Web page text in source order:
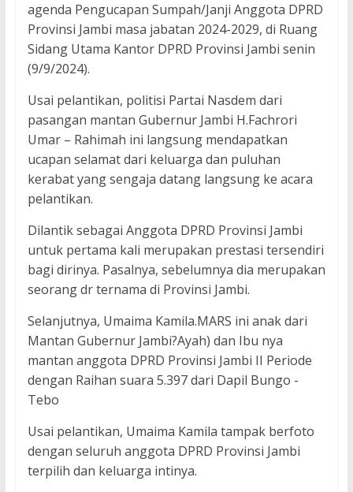
agenda Pengucapan Sumpah/Janji Anggota DPRD
Provinsi Jambi masa jabatan 2024-2029, di Ruang
Sidang Utama Kantor DPRD Provinsi Jambi senin
(9/9/2024).
Usai pelantikan, politisi Partai Nasdem dari
pasangan mantan Gubernur Jambi H.Fachrori
Umar – Rahimah ini langsung mendapatkan
ucapan selamat dari keluarga dan puluhan
kerabat yang sengaja datang langsung ke acara
pelantikan.
Dilantik sebagai Anggota DPRD Provinsi Jambi
untuk pertama kali merupakan prestasi tersendiri
bagi dirinya. Pasalnya, sebelumnya dia merupakan
seorang dr ternama di Provinsi Jambi.
Selanjutnya, Umaima Kamila.MARS ini anak dari
Mantan Gubernur Jambi?Ayah) dan Ibu nya
mantan anggota DPRD Provinsi Jambi II Periode
dengan Raihan suara 5.397 dari Dapil Bungo -
Tebo
Usai pelantikan, Umaima Kamila tampak berfoto
dengan seluruh anggota DPRD Provinsi Jambi
terpilih dan keluarga intinya.